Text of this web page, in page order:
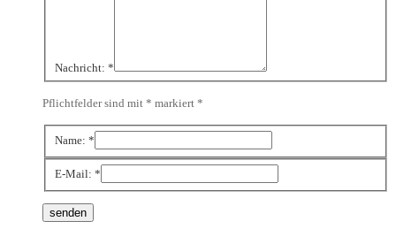
Nachricht: *
Pflichtfelder sind mit * markiert *
Name: *
E-Mail: *